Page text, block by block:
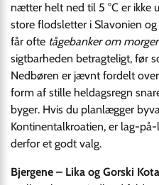
nætter helt ned til 5 °C er ikke
store flodsletter i Slavonien
får ofte tågebanker om
sigtbarheden betragteligt, før
Nedbøren er jævnt fordelt
form af stille heldagsregn
byger. Hvis du planlægger
Kontinental­kroatien, er lag-
derfor et godt valg.
Bjergene – Lika og Gorski